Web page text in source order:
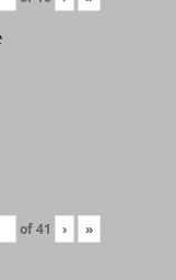
of41 › »